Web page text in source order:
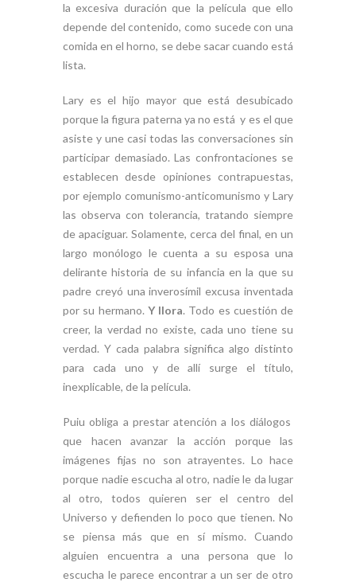
la excesiva duración que la película que ello
depende del contenido, como sucede con una
comida en el horno, se debe sacar cuando está
lista.
Lary es el hijo mayor que está desubicado
porque la figura paterna ya no está y es el que
asiste y une casi todas las conversaciones sin
participar demasiado. Las confrontaciones se
establecen desde opiniones contrapuestas,
por ejemplo comunismo-anticomunismo y Lary
las observa con tolerancia, tratando siempre
de apaciguar. Solamente, cerca del final, en un
largo monólogo le cuenta a su esposa una
delirante historia de su infancia en la que su
padre creyó una inverosímil excusa inventada
por su hermano. Y llora. Todo es cuestión de
creer, la verdad no existe, cada uno tiene su
verdad. Y cada palabra significa algo distinto
para cada uno y de allí surge el título,
inexplicable, de la película.
Puiu obliga a prestar atención a los diálogos
que hacen avanzar la acción porque las
imágenes fijas no son atrayentes. Lo hace
porque nadie escucha al otro, nadie le da lugar
al otro, todos quieren ser el centro del
Universo y defienden lo poco que tienen. No
se piensa más que en sí mismo. Cuando
alguien encuentra a una persona que lo
escucha le parece encontrar a un ser de otro